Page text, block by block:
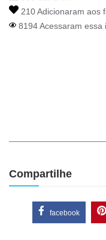
210 Adicionaram aos
8194 Acessaram essa
Compartilhe
facebook